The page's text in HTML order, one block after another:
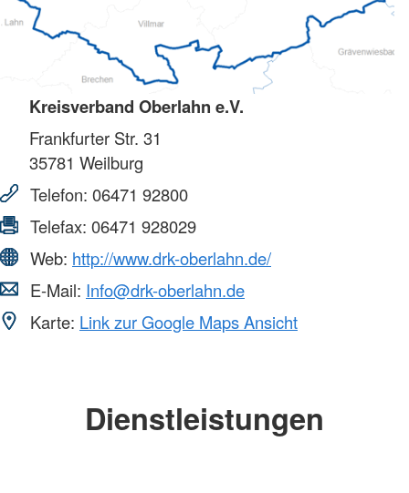
Kreisverband Oberlahn e.V.
Frankfurter Str. 31
35781 Weilburg
Telefon: 06471 92800
Telefax: 06471 928029
Web: http://www.drk-oberlahn.de/
E-Mail: Info@drk-oberlahn.de
Karte: Link zur Google Maps Ansicht
Dienstleistungen